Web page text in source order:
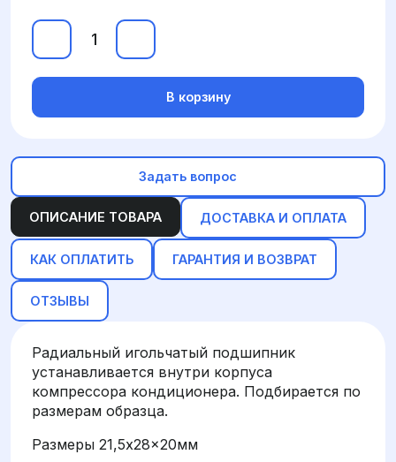
ОПИСАНИЕ ТОВАРА ДОСТАВКА И ОПЛАТА
КАК ОПЛАТИТЬ ГАРАНТИЯ И ВОЗВРАТ
ОТЗЫВЫ
Радиальный игольчатый подшипник
устанавливается внутри корпуса
компрессора кондиционера. Подбирается по
размерам образца.
Размеры 21,5x28x20мм
В корзину
Задать вопрос